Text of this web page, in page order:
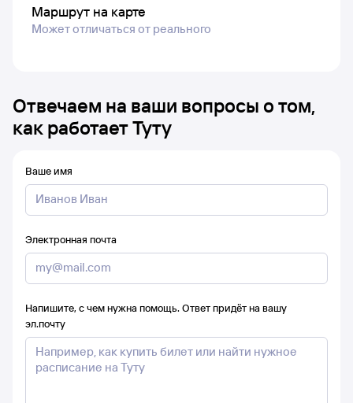
Маршрут на карте
Может отличаться от реального
Отвечаем на ваши вопросы о том,
как работает Туту
Ваше имя
Электронная почта
Напишите, с чем нужна помощь. Ответ придёт на вашу
эл.почту